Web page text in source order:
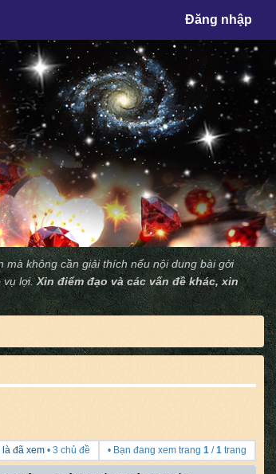
Đăng nhập
×
không cần giải thích nếu nội dung bài gởi
vụ lợi.Xin điểm đạo và các vấn đề khác, xin
đã xem • 3 chủ đề • Bạn đang xem trang 1 /1 trang